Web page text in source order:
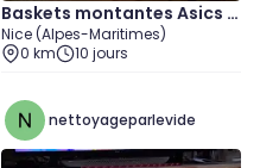
Baskets montantes Asics b
lanches et bleues 39
Nice (Alpes-Maritimes)
0 km
10 jours
nettoyageparlevide